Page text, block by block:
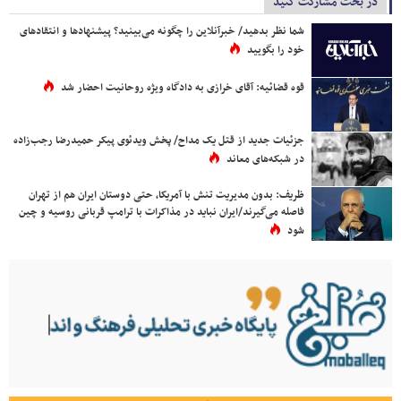
شما نظر بدهید/ خبرآنلاین را چگونه می‌بینید؟ پیشنهادها و انتقادهای
خود را بگویید
قوه قضائیه: آقای خرازی به دادگاه ویژه روحانیت احضار شد
جزئیات جدید از قتل یک مداح/ پخش ویدئوی پیکر حمیدرضا رجب‌زاده
در شبکه‌های معاند
ظریف: بدون مدیریت تنش با آمریکا، حتی دوستان ایران هم از تهران
فاصله می‌گیرند/ایران نباید در مذاکرات با ترامپ قربانی روسیه و چین
شود